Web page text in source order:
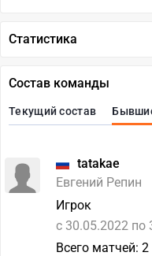
Статистика
Состав команды
Текущий состав
tatakae
Евгений Репин
Игрок
c 30.05.2022 по
Всего матчей: 2